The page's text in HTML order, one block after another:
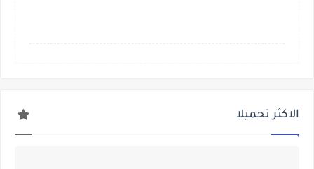
الاكثر تحميلا